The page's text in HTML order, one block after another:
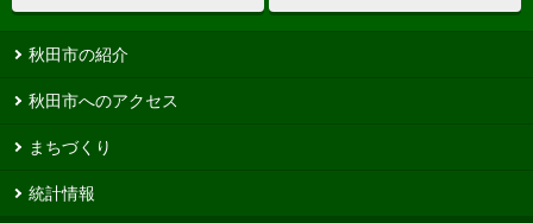
秋田市の紹介
秋田市へのアクセス
まちづくり
統計情報